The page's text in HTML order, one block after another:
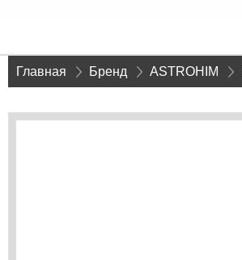
Главная » Бренд » ASTROHIM »